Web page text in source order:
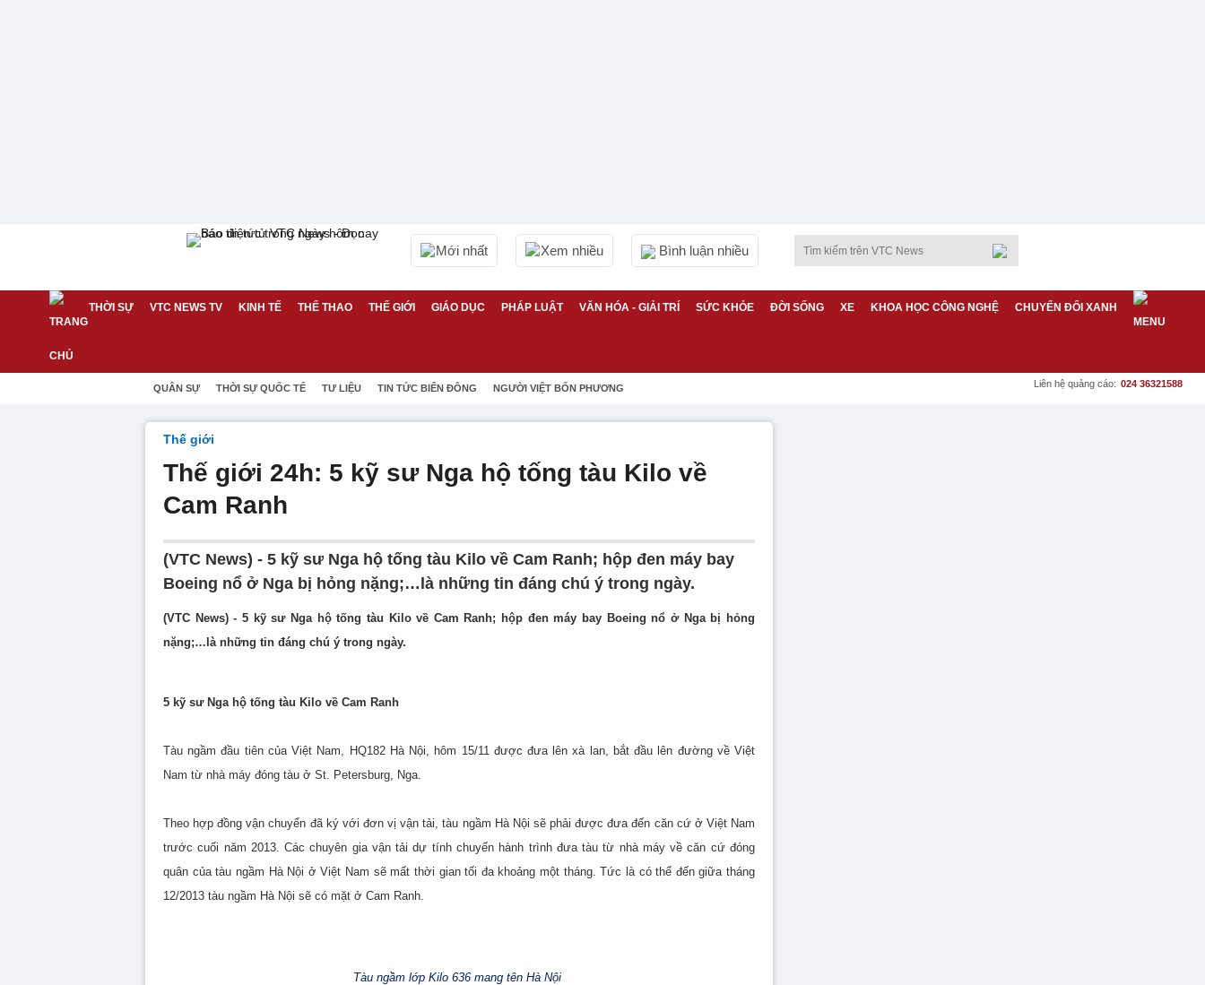
Mới nhất Xem nhiều Bình luận nhiều
THỜI SỰ VTC NEWS TV KINH TẾ THỂ THAO THẾ GIỚI GIÁO DỤC PHÁP LUẬT VĂN HÓA - GIẢI TRÍ SỨC KHỎE ĐỜI SỐNG XE KHOA HỌC CÔNG NGHỆ CHUYỂN ĐỔI XANH
QUÂN SỰ THỜI SỰ QUỐC TẾ TƯ LIỆU TIN TỨC BIỂN ĐÔNG NGƯỜI VIỆT BỐN PHƯƠNG Liên hệ quảng cáo: 024 36321588
Thế giới
Thế giới 24h: 5 kỹ sư Nga hộ tống tàu Kilo về
Cam Ranh
(VTC News) - 5 kỹ sư Nga hộ tống tàu Kilo về Cam Ranh; hộp đen máy bay
Boeing nổ ở Nga bị hỏng nặng;…là những tin đáng chú ý trong ngày.
(VTC News) - 5 kỹ sư Nga hộ tống tàu Kilo về Cam Ranh; hộp đen máy bay Boeing nổ ở Nga bị hỏng
nặng;…là những tin đáng chú ý trong ngày.
5 kỹ sư Nga hộ tống tàu Kilo về Cam Ranh
Tàu ngầm đầu tiên của Việt Nam, HQ182 Hà Nội, hôm 15/11 được đưa lên xà lan, bắt đầu lên đường về Việt
Nam từ nhà máy đóng tàu ở St. Petersburg, Nga.
Theo hợp đồng vận chuyển đã ký với đơn vị vận tải, tàu ngầm Hà Nội sẽ phải được đưa đến căn cứ ở Việt Nam
trước cuối năm 2013. Các chuyên gia vận tải dự tính chuyến hành trình đưa tàu từ nhà máy về căn cứ đóng
quân của tàu ngầm Hà Nội ở Việt Nam sẽ mất thời gian tối đa khoảng một tháng. Tức là có thể đến giữa tháng
12/2013 tàu ngầm Hà Nội sẽ có mặt ở Cam Ranh.
Tàu ngầm lớp Kilo 636 mang tên Hà Nội